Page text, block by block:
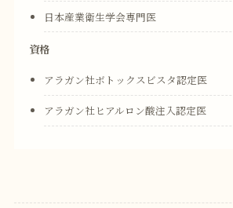
日本産業衛生学会専門医
資格
アラガン社ボトックスビスタ認定医
アラガン社ヒアルロン酸注入認定医